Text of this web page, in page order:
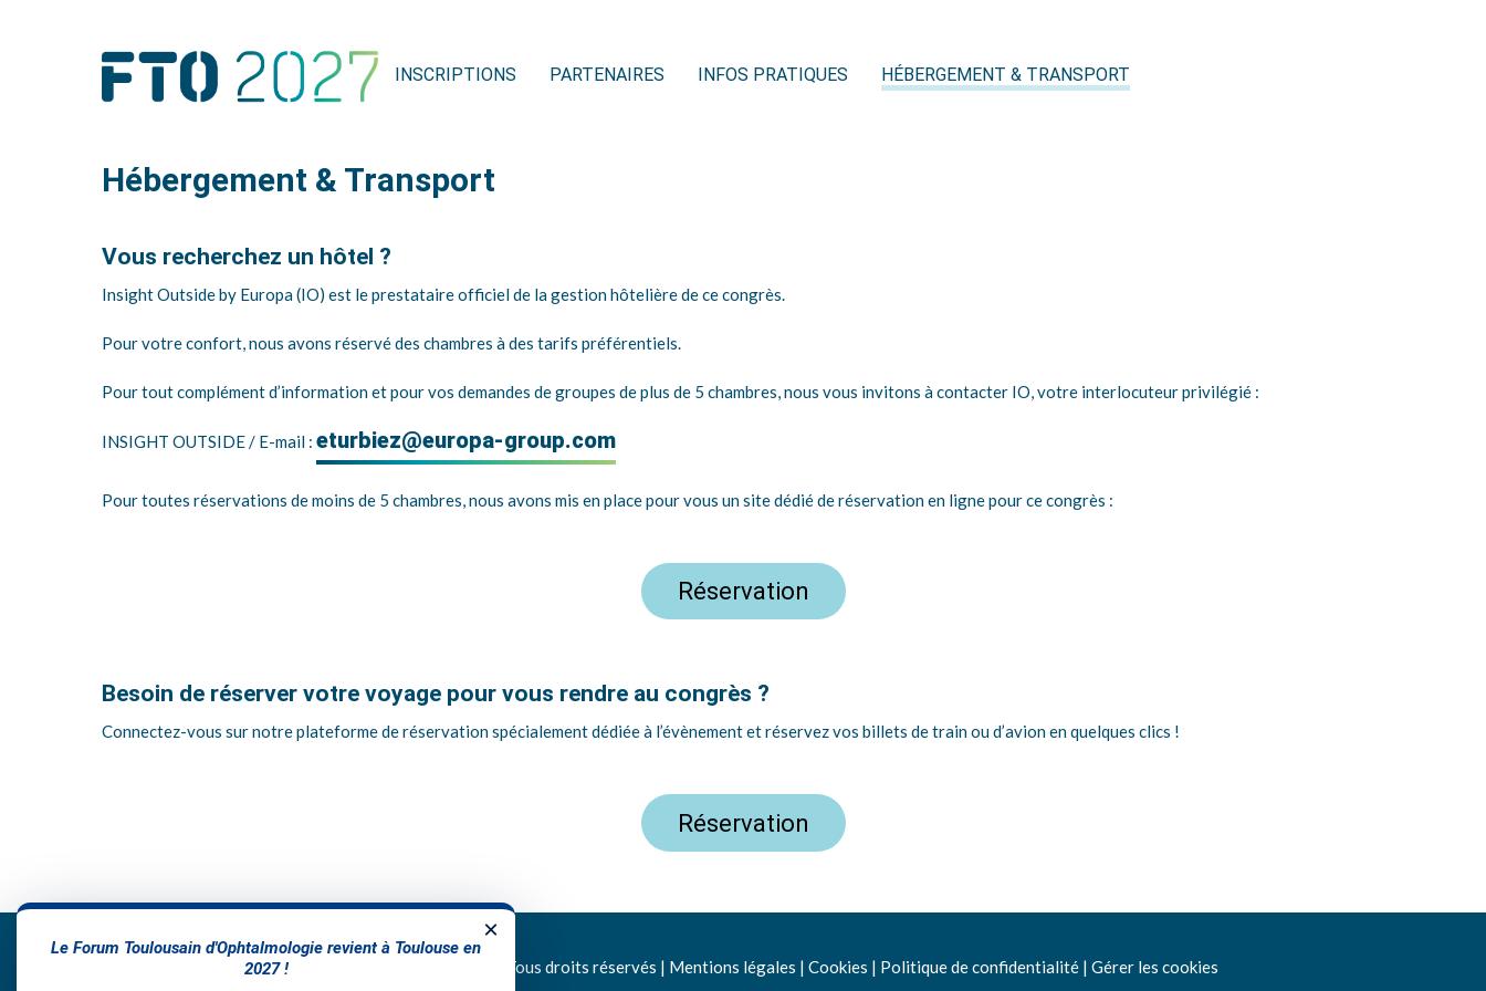
INSCRIPTIONS PARTENAIRES INFOS PRATIQUES HÉBERGEMENT & TRANSPORT
Hébergement & Transport
Vous recherchez un hôtel ?
Insight Outside by Europa (IO) est le prestataire officiel de la gestion hôtelière de ce congrès.
Pour votre confort, nous avons réservé des chambres à des tarifs préférentiels.
Pour tout complément d’information et pour vos demandes de groupes de plus de 5 chambres, nous vous invitons à contacter IO, votre interlocuteur privilégié :
INSIGHT OUTSIDE / E-mail : eturbiez@europa-group.com
Pour toutes réservations de moins de 5 chambres, nous avons mis en place pour vous un site dédié de réservation en ligne pour ce congrès :
Réservation
Besoin de réserver votre voyage pour vous rendre au congrès ?
Connectez-vous sur notre plateforme de réservation spécialement dédiée à l’évènement et réservez vos billets de train ou d’avion en quelques clics !
Réservation
© 2026 - Europa Organisation - Tous droits réservés | Mentions légales | Cookies | Politique de confidentialité | Gérer les cookies
×
Le Forum Toulousain d'Ophtalmologie revient à Toulouse en
2027 !